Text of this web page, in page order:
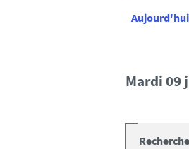
Aujourd'hui
mardi